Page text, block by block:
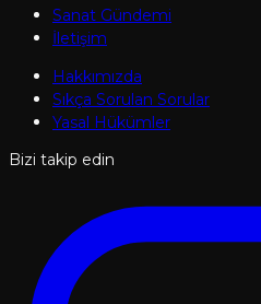
Sanat Gündemi
İletişim
Hakkımızda
Sıkça Sorulan Sorular
Yasal Hükümler
Bizi takip edin